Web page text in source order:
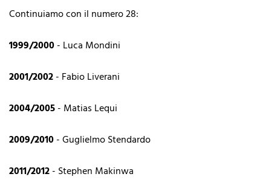
Continuiamo con il numero 28:
1999/2000- Luca Mondini
2001/2002- Fabio Liverani
2004/2005- Matias Lequi
2009/2010- Guglielmo Stendardo
2011/2012- Stephen Makinwa